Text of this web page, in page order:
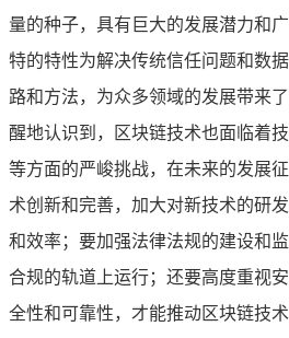
量的种子，具有巨大的发展潜力和
特的特性为解决传统信任问题和数
路和方法，为众多领域的发展带来
醒地认识到，区块链技术也面临着
等方面的严峻挑战，在未来的发展
术创新和完善，加大对新技术的研
和效率；要加强法律法规的建设和
合规的轨道上运行；还要高度重视
全性和可靠性，才能推动区块链技